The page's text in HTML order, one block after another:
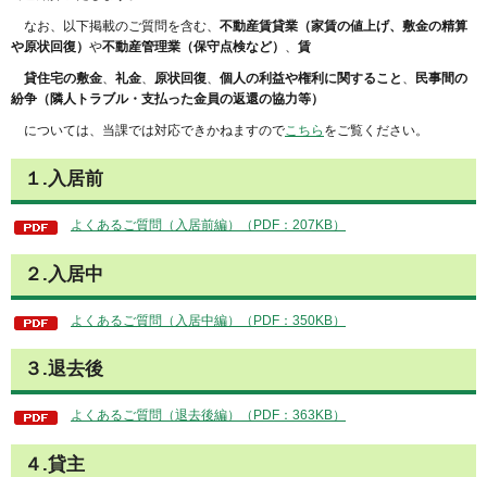
なお、以下掲載のご質問を含む、 不動産賃貸業（家賃の値上げ、敷金の精算
や原状回復） や不動産管理業（保守点検など） 、 賃
貸住宅の敷金 礼金 原状回復 個人の利益や権利に関すること
民事間の
紛争（隣人トラブル・支払った金員の返還の協力等）
については、当課では対応できかねますので こちら をご覧ください。
１.入居前
よくあるご質問（入居前編）（PDF：207KB）
２.入居中
よくあるご質問（入居中編）（PDF：350KB）
３.退去後
よくあるご質問（退去後編）（PDF：363KB）
４.貸主